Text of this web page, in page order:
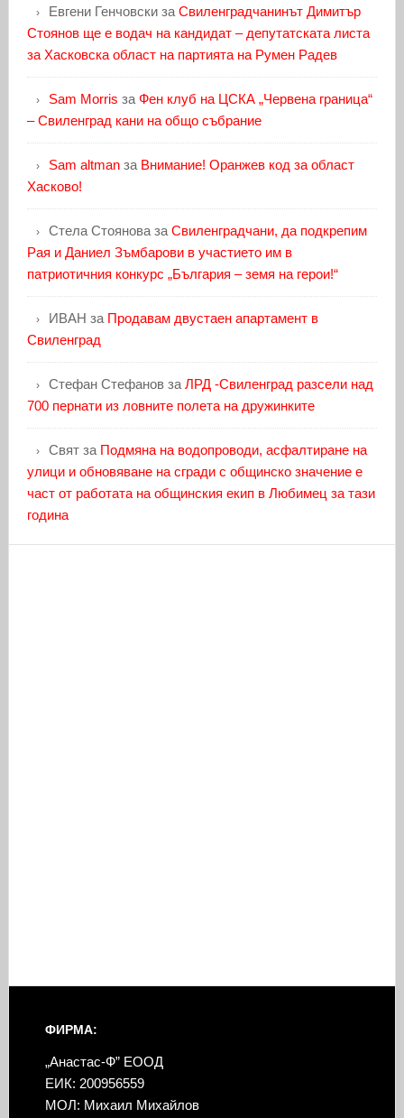
Евгени Генчовскиза Свиленградчанинът Димитър
Стоянов ще е водач на кандидат – депутатската листа
за Хасковска област на партията на Румен Радев
Sam Morris за Фен клуб на ЦСКА „Червена граница“
– Свиленград кани на общо събрание
Sam altmanза Внимание! Оранжев код за област
Хасково!
Стела Стояноваза Свиленградчани, да подкрепим
Рая и Даниел Зъмбарови в участието им в
патриотичния конкурс „България – земя на герои!“
ИВАН за Продавам двустаен апартамент в
Свиленград
Стефан Стефановза ЛРД -Свиленград разсели над
700 пернати из ловните полета на дружинките
Святза Подмяна на водопроводи, асфалтиране на
улици и обновяване на сгради с общинско значение е
част от работата на общинския екип в Любимец за тази
година
ФИРМА:
„Анастас-Ф” ЕООД
ЕИК: 200956559
МОЛ: Михаил Михайлов